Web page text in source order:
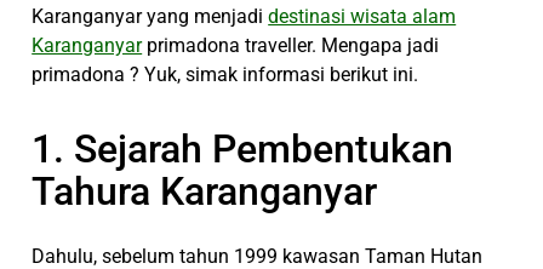
Karanganyar yang menjadidestinasi wisata alam
Karanganyarprimadona traveller. Mengapa jadi
primadona ? Yuk, simak informasi berikut ini.
1. Sejarah Pembentukan
Tahura Karanganyar
Dahulu, sebelum tahun 1999 kawasan Taman Hutan